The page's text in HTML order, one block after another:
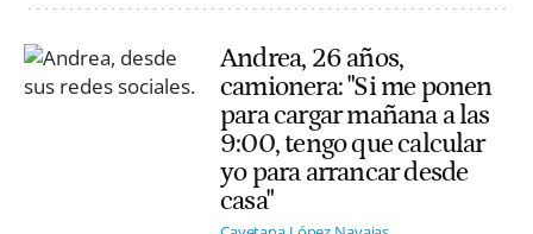
Andrea, 26 años,
camionera: "Si me ponen
para cargar mañana a las
9:00, tengo que calcular
yo para arrancar desde
casa"